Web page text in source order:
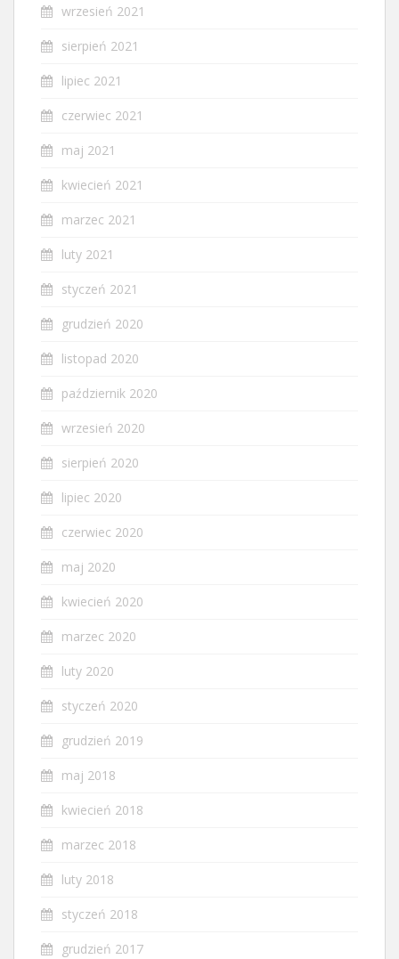
wrzesień 2021
sierpień 2021
lipiec 2021
czerwiec 2021
maj 2021
kwiecień 2021
marzec 2021
luty 2021
styczeń 2021
grudzień 2020
listopad 2020
październik 2020
wrzesień 2020
sierpień 2020
lipiec 2020
czerwiec 2020
maj 2020
kwiecień 2020
marzec 2020
luty 2020
styczeń 2020
grudzień 2019
maj 2018
kwiecień 2018
marzec 2018
luty 2018
styczeń 2018
grudzień 2017